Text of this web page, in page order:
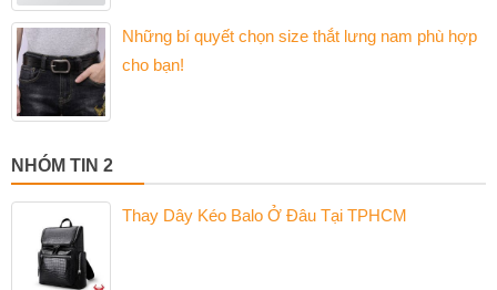
Những bí quyết chọn size thắt lưng nam phù hợp
cho bạn!
NHÓM TIN 2
Thay Dây Kéo Balo Ở Đâu Tại TPHCM